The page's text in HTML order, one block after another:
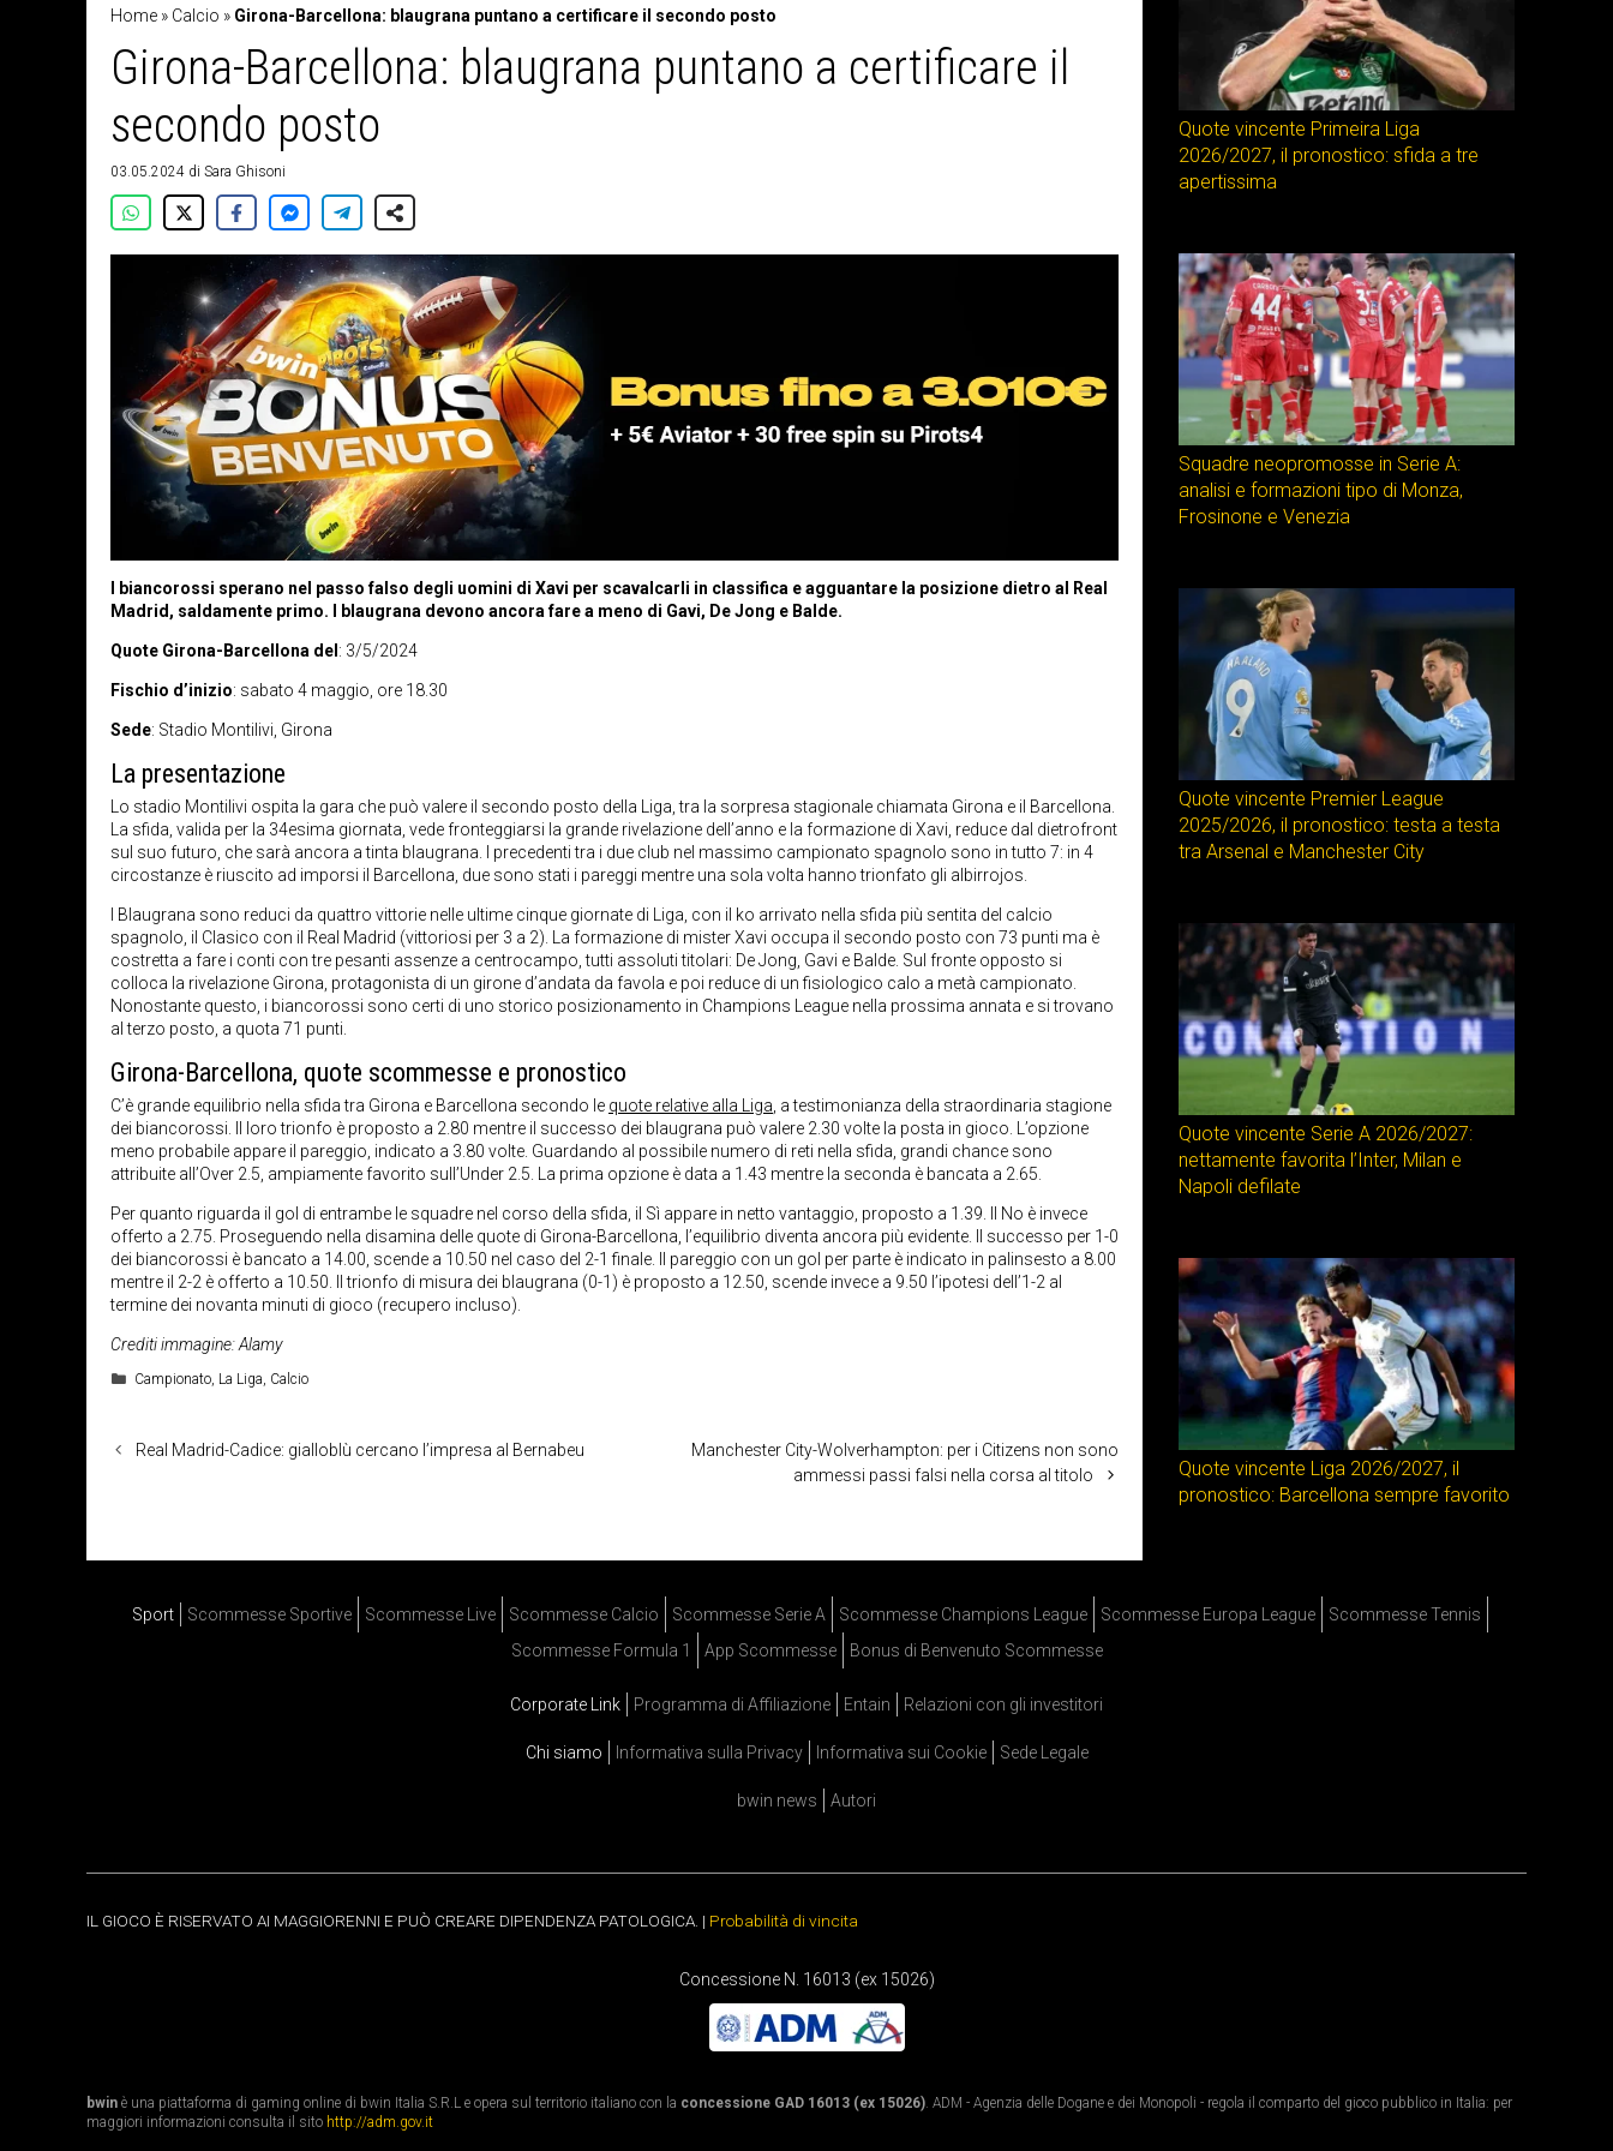
Home » Calcio » Girona-Barcellona: blaugrana puntano a certificare il secondo posto
Girona-Barcellona: blaugrana puntano a certificare il
secondo posto
03.05.2024 di Sara Ghisoni
I biancorossi sperano nel passo falso degli uomini di Xavi per scavalcarli in classifica e agguantare la posizione dietro al Real
Madrid, saldamente primo. I blaugrana devono ancora fare a meno di Gavi, De Jong e Balde.
Quote Girona-Barcellona del: 3/5/2024
Fischio d’inizio: sabato 4 maggio, ore 18.30
Sede: Stadio Montilivi, Girona
La presentazione
Lo stadio Montilivi ospita la gara che può valere il secondo posto della Liga, tra la sorpresa stagionale chiamata Girona e il Barcellona.
La sfida, valida per la 34esima giornata, vede fronteggiarsi la grande rivelazione dell’anno e la formazione di Xavi, reduce dal dietrofront
sul suo futuro, che sarà ancora a tinta blaugrana. I precedenti tra i due club nel massimo campionato spagnolo sono in tutto 7: in 4
circostanze è riuscito ad imporsi il Barcellona, due sono stati i pareggi mentre una sola volta hanno trionfato gli albirrojos.
I Blaugrana sono reduci da quattro vittorie nelle ultime cinque giornate di Liga, con il ko arrivato nella sfida più sentita del calcio
spagnolo, il Clasico con il Real Madrid (vittoriosi per 3 a 2). La formazione di mister Xavi occupa il secondo posto con 73 punti ma è
costretta a fare i conti con tre pesanti assenze a centrocampo, tutti assoluti titolari: De Jong, Gavi e Balde. Sul fronte opposto si
colloca la rivelazione Girona, protagonista di un girone d’andata da favola e poi reduce di un fisiologico calo a metà campionato.
Nonostante questo, i biancorossi sono certi di uno storico posizionamento in Champions League nella prossima annata e si trovano
al terzo posto, a quota 71 punti.
Girona-Barcellona, quote scommesse e pronostico
C’è grande equilibrio nella sfida tra Girona e Barcellona secondo le quote relative alla Liga , a testimonianza della straordinaria stagione
dei biancorossi. Il loro trionfo è proposto a 2.80 mentre il successo dei blaugrana può valere 2.30 volte la posta in gioco. L’opzione
meno probabile appare il pareggio, indicato a 3.80 volte. Guardando al possibile numero di reti nella sfida, grandi chance sono
attribuite all’Over 2.5, ampiamente favorito sull’Under 2.5. La prima opzione è data a 1.43 mentre la seconda è bancata a 2.65.
Per quanto riguarda il gol di entrambe le squadre nel corso della sfida, il Sì appare in netto vantaggio, proposto a 1.39. Il No è invece
offerto a 2.75. Proseguendo nella disamina delle quote di Girona-Barcellona, l’equilibrio diventa ancora più evidente. Il successo per 1-0
dei biancorossi è bancato a 14.00, scende a 10.50 nel caso del 2-1 finale. Il pareggio con un gol per parte è indicato in palinsesto a 8.00
mentre il 2-2 è offerto a 10.50. Il trionfo di misura dei blaugrana (0-1) è proposto a 12.50, scende invece a 9.50 l’ipotesi dell’1-2 al
termine dei novanta minuti di gioco (recupero incluso).
Crediti immagine: Alamy
Categorie
Campionato, La Liga, Calcio
Real Madrid-Cadice: gialloblù cercano l’impresa al Bernabeu
Manchester City-Wolverhampton: per i Citizens non sono
ammessi passi falsi nella corsa al titolo
Quote vincente Primeira Liga
2026/2027, il pronostico: sfida a tre
apertissima
Squadre neopromosse in Serie A:
analisi e formazioni tipo di Monza,
Frosinone e Venezia
Quote vincente Premier League
2025/2026, il pronostico: testa a testa
tra Arsenal e Manchester City
Quote vincente Serie A 2026/2027:
nettamente favorita l’Inter, Milan e
Napoli defilate
Quote vincente Liga 2026/2027, il
pronostico: Barcellona sempre favorito
Sport Scommesse Sportive Scommesse Live Scommesse Calcio Scommesse Serie A Scommesse Champions League Scommesse Europa League
Scommesse Tennis
Scommesse Formula 1
App Scommesse Bonus di Benvenuto Scommesse
Corporate Link Programma di Affiliazione Entain Relazioni con gli investitori
Chi siamo Informativa sulla Privacy Informativa sui Cookie Sede Legale
bwin news Autori
IL GIOCO È RISERVATO AI MAGGIORENNI E PUÒ CREARE DIPENDENZA PATOLOGICA. | Probabilità di vincita
Concessione N. 16013 (ex 15026)
bwin è una piattaforma di gaming online di bwin Italia S.R.L e opera sul territorio italiano con la concessione GAD 16013 (ex 15026). ADM - Agenzia delle Dogane e dei Monopoli - regola il comparto del gioco pubblico in Italia: per
maggiori informazioni consulta il sito http://adm.gov.it